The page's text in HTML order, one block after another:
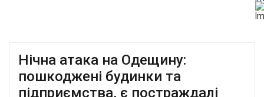
Нічна атака на Одещину:
пошкоджені будинки та
підприємства, є постраждалі